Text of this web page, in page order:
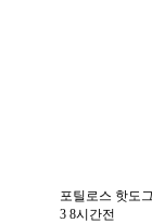
포틸로스 핫도
3 8시간전